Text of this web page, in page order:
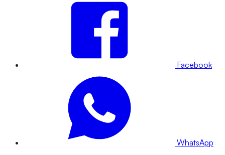
Facebook
WhatsApp